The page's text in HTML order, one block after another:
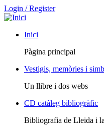
Login / Register
Inici
Pàgina principal
Vestigis, memòries i
Un llibre i dos webs
CD catàleg bibliogràfic
Bibliografia de Lleida i